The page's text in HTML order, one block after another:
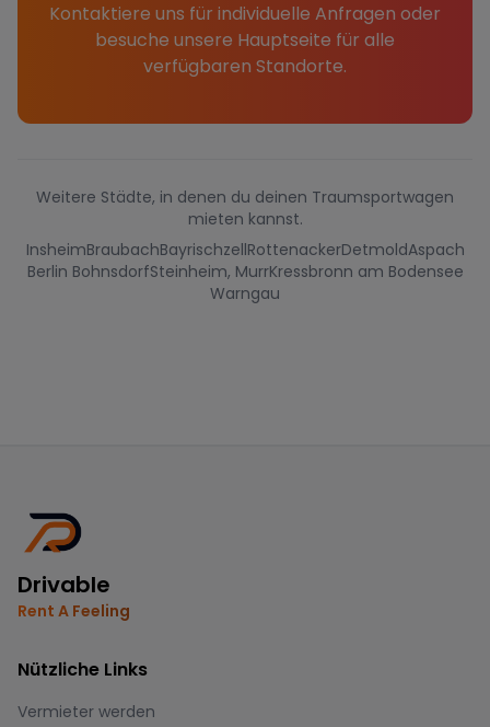
Kontaktiere uns für individuelle Anfragen oder
besuche unsere Hauptseite für alle
verfügbaren Standorte.
Weitere Städte, in denen du deinen Traumsportwagen
mieten kannst.
InsheimBraubachBayrischzellRottenackerDetmoldAspach
Berlin BohnsdorfSteinheim, MurrKressbronn am Bodensee
Warngau
Drivable
Rent A Feeling
Nützliche Links
Vermieter werden